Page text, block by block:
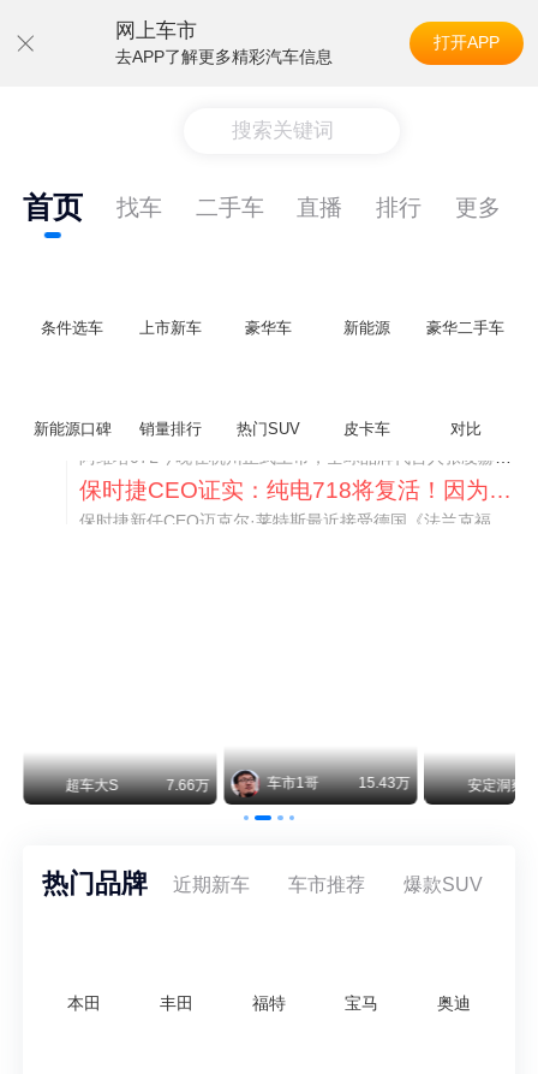
网上车市
去APP了解更多精彩汽车信息
打开APP
搜索关键词
首页 找车 二手车 直播 排行 更多
条件选车 上市新车 豪华车 新能源 豪华二手车
新能源口碑 销量排行 热门SUV 皮卡车 对比
保时捷CEO证实：纯电718将复活！因为奥迪需要
保时捷新任CEO迈克尔·莱特斯最近接受德国《法兰克福汇报》采访，直接给纯电718项目吃了颗定心丸。之前外界传得沸沸扬扬，说这个项目可能推迟甚至取消，现在CEO亲自出面澄清：“关于电动718，我们已经得出结论，将会打造这款车型，因为这是经济上的最佳解决方案，也会是一款非常出色的汽车。”
阿维塔07L限时权益价21.99万起，张凌赫成首位车主
超车大S 7.66万 车市1哥 15.43万 安定洞察
热门品牌 近期新车 车市推荐 爆款SUV
本田 丰田 福特 宝马 奥迪